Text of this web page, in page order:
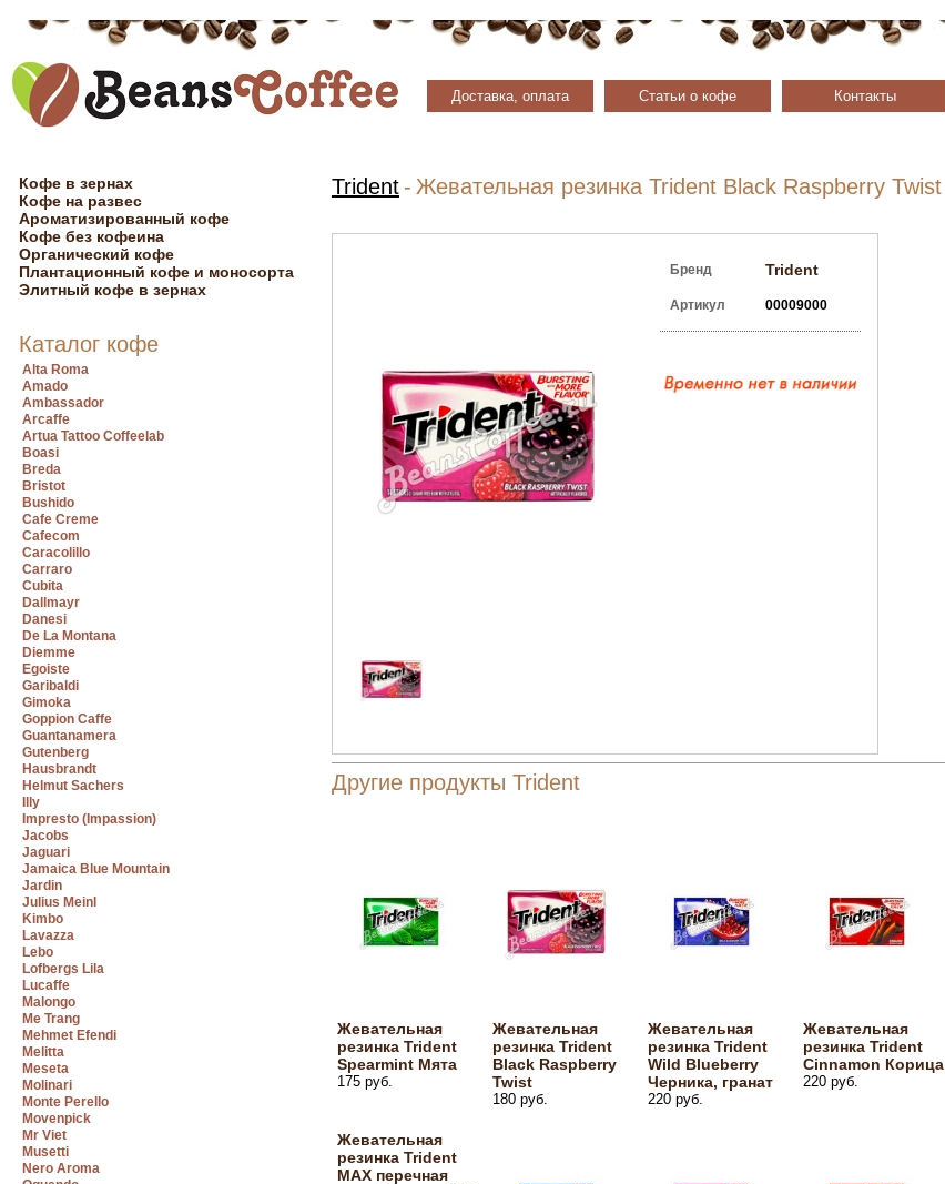
Доставка, оплата Статьи о кофе Контакты
Кофе в зернах
Кофе на развес
Ароматизированный кофе
Кофе без кофеина
Органический кофе
Плантационный кофе и моносорта
Элитный кофе в зернах
Каталог кофе
Alta Roma
Amado
Ambassador
Arcaffe
Artua Tattoo Coffeelab
Boasi
Breda
Bristot
Bushido
Cafe Creme
Cafecom
Caracolillo
Carraro
Cubita
Dallmayr
Danesi
De La Montana
Diemme
Egoiste
Garibaldi
Gimoka
Goppion Caffe
Guantanamera
Gutenberg
Hausbrandt
Helmut Sachers
Illy
Impresto (Impassion)
Jacobs
Jaguari
Jamaica Blue Mountain
Jardin
Julius Meinl
Kimbo
Lavazza
Lebo
Lofbergs Lila
Lucaffe
Malongo
Me Trang
Mehmet Efendi
Melitta
Meseta
Molinari
Monte Perello
Movenpick
Mr Viet
Musetti
Nero Aroma
Trident - Жевательная резинка Trident Black Raspberry Twist
Бренд Trident
Артикул 00009000
Другие продукты Trident
Жевательная
резинка Trident
Spearmint Мята
175 руб.
Жевательная
резинка Trident
Black Raspberry
Twist
180 руб.
Жевательная
резинка Trident
Wild Blueberry
Черника, гранат
220 руб.
Жевательная
резинка Trident
Cinnamon Корица
220 руб.
Жевательная
резинка Trident
MAX перечная